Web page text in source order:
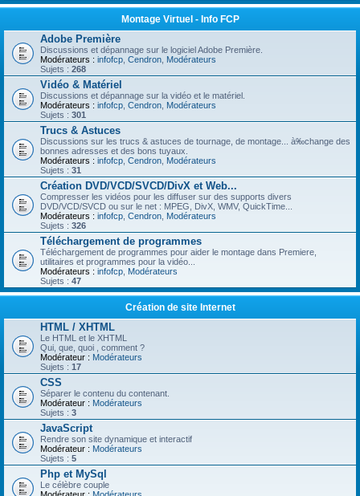
Montage Virtuel - Info FCP
Adobe Première
Discussions et dépannage sur le logiciel Adobe Première.
Modérateurs : infofcp Cendron Modérateurs
Sujets : 268
Vidéo & Matériel
Discussions et dépannage sur la vidéo et le matériel.
Modérateurs : infofcp Cendron Modérateurs
Sujets : 301
Trucs & Astuces
Discussions sur les trucs & astuces de tournage, de montage... à‰change des
bonnes adresses et des bons tuyaux.
Modérateurs : infofcp Cendron Modérateurs
Sujets : 31
Création DVD/VCD/SVCD/DivX et Web...
Compresser les vidéos pour les diffuser sur des supports divers
DVD/VCD/SVCD ou sur le net : MPEG, DivX, WMV, QuickTime...
Modérateurs : infofcp Cendron Modérateurs
Sujets : 326
Téléchargement de programmes
Téléchargement de programmes pour aider le montage dans Premiere,
utilitaires et programmes pour la vidéo...
Modérateurs : infofcp Modérateurs
Sujets : 47
Création de site Internet
HTML / XHTML
Le HTML et le XHTML
Qui, que, quoi , comment ?
Modérateur : Modérateurs
Sujets : 17
CSS
Séparer le contenu du contenant.
Modérateur : Modérateurs
Sujets : 3
JavaScript
Rendre son site dynamique et interactif
Modérateur : Modérateurs
Sujets : 5
Php et MySql
Le célèbre couple